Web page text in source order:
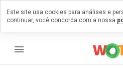
menu
um
Este site usa cookies para análises e
continuar, você concorda com a nossa